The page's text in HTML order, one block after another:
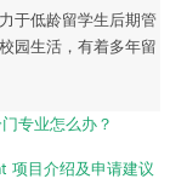
于低龄留学生后期管
园生活，有着多年留
专业怎么办？
项目介绍及申请建议